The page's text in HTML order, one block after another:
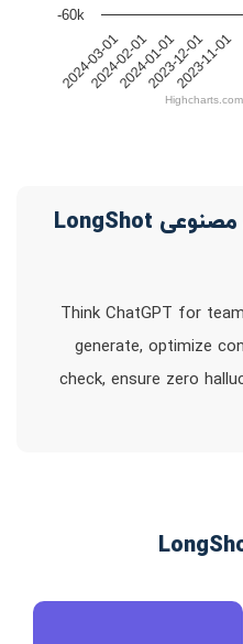
2024-03-01
2024-02-01
2024-01-01
2023-12-01
2023-11-01
-60k
Highcharts.com
نحوه استفاده از هوش مصنوعی LongShot
Think ChatGPT for
generate, optimize
check, ensure zero